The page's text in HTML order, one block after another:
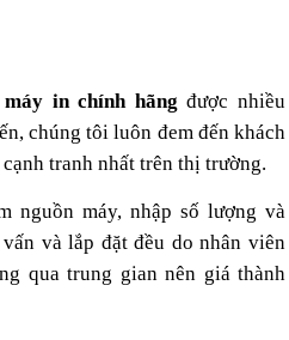
máy in chính hãng được nhiều
chúng tôi luôn đem đến khách
tranh nhất trên thị trường.
nguồn máy, nhập số lượng và
và lắp đặt đều do nhân viên
qua trung gian nên giá thành